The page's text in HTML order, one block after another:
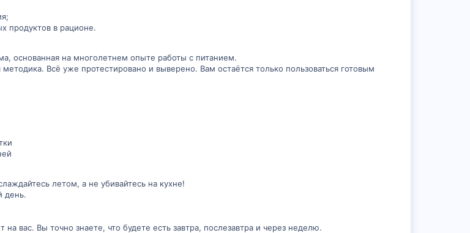
продуктов в рационе.
основанная на многолетнем опыте работы с питанием.
Всё уже протестировано и выверено. Вам остаётся только пользоваться готовым
летом, а не убивайтесь на кухне!
день.
на вас. Вы точно знаете, что будете есть завтра, послезавтра и через неделю.